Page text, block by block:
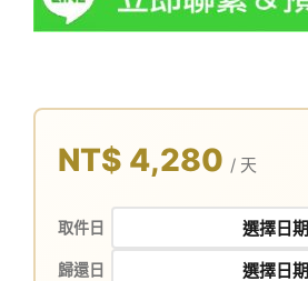
NT$ 4,280 / 天
取件日
歸還日